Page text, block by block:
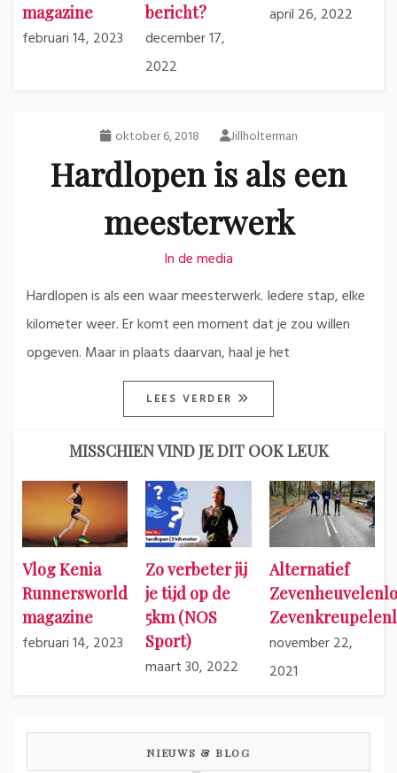
magazine
februari 14, 2023
bericht?
december 17,
2022
april 26, 2022
oktober 6, 2018 Jillholterman
Hardlopen is als een
meesterwerk
In de media
Hardlopen is als een waar meesterwerk. Iedere stap, elke
kilometer weer. Er komt een moment dat je zou willen
opgeven. Maar in plaats daarvan, haal je het
LEES VERDER
MISSCHIEN VIND JE DIT OOK LEUK
Vlog Kenia
Runnersworld
magazine
februari 14, 2023
Zo verbeter jij
je tijd op de
5km (NOS
Sport)
maart 30, 2022
Alternatief
november 22,
2021
NIEUWS & BLOG